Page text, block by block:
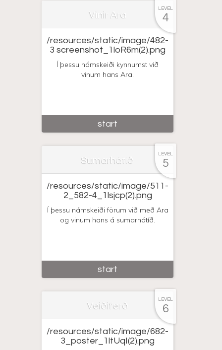
LEVEL
4
Vinir Ara
/resources/static/image/482-
3 screenshot_1loR6m(2).png
Í þessu námskeiði kynnumst við
vinum hans Ara.
start
LEVEL
5
Sumarhátíð
/resources/static/image/511-
2_582-4_1lsjcp(2).png
Í þessu námskeiði förum við með Ara
og vinum hans á sumarhátíð.
start
LEVEL
6
Veiðiferð
/resources/static/image/682-
3_poster_1ltUqI(2).png